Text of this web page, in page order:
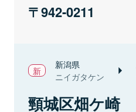
942-0211
新潟県
ニイガタケン
頸城区畑ケ崎